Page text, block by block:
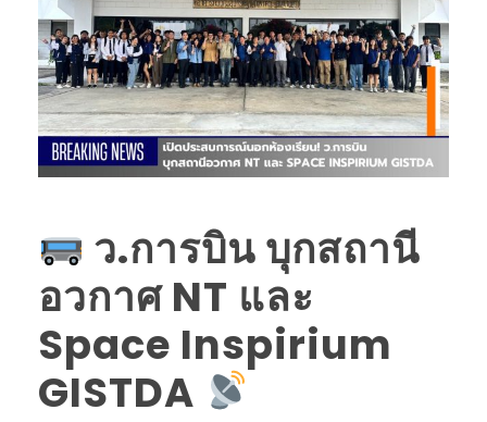
ว.การบิน บุกสถานี
อวกาศ NT และ
Space Inspirium
GISTDA